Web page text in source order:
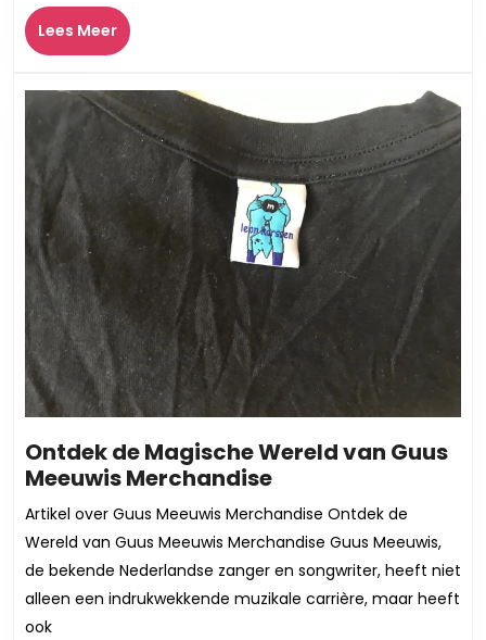
Lees MeerLees
Meer
Ontdek de Magische Wereld van Guus
Meeuwis MerchandiseOntdek
de
Magische
Wereld
van
Guus
Artikel over Guus Meeuwis Merchandise Ontdek de
Wereld van Guus Meeuwis Merchandise Guus Meeuwis,
de bekende Nederlandse zanger en songwriter, heeft niet
alleen een indrukwekkende muzikale carrière, maar heeft
ook